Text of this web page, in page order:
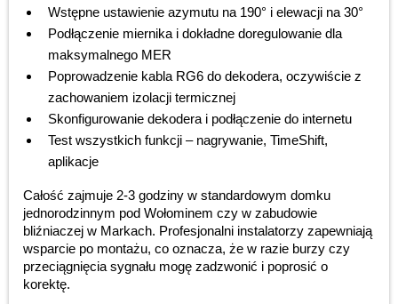
Wstępne ustawienie azymutu na 190° i elewacji na 30°
Podłączenie miernika i dokładne doregulowanie dla
maksymalnego MER
Poprowadzenie kabla RG6 do dekodera, oczywiście z
zachowaniem izolacji termicznej
Skonfigurowanie dekodera i podłączenie do internetu
Test wszystkich funkcji – nagrywanie, TimeShift,
aplikacje
Całość zajmuje 2-3 godziny w standardowym domku
jednorodzinnym pod Wołominem czy w zabudowie
bliźniaczej w Markach. Profesjonalni instalatorzy zapewniają
wsparcie po montażu, co oznacza, że w razie burzy czy
przeciągnięcia sygnału mogę zadzwonić i poprosić o
korektę.